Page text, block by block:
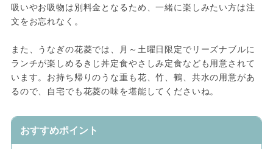
吸いやお吸物は別料金となるため、一緒に楽しみたい方は注
文をお忘れなく。
また、うなぎの花菱では、月～土曜日限定でリーズナブルに
ランチが楽しめるきじ丼定食やさしみ定食なども用意されて
います。お持ち帰りのうな重も花、竹、鶴、共水の用意があ
るので、自宅でも花菱の味を堪能してくださいね。
おすすめポイント